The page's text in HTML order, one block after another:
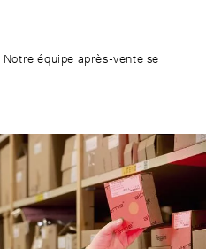
équipe après-vente se